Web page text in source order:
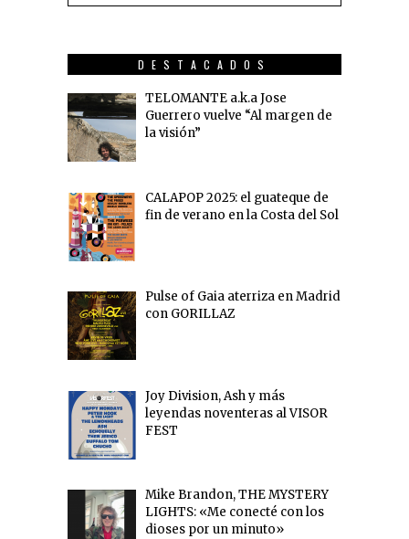
DESTACADOS
TELOMANTE a.k.a Jose
Guerrero vuelve “Al margen de
la visión”
CALAPOP 2025: el guateque de
fin de verano en la Costa del Sol
Pulse of Gaia aterriza en Madrid
con GORILLAZ
Joy Division, Ash y más
leyendas noventeras al VISOR
FEST
Mike Brandon, THE MYSTERY
LIGHTS: «Me conecté con los
dioses por un minuto»